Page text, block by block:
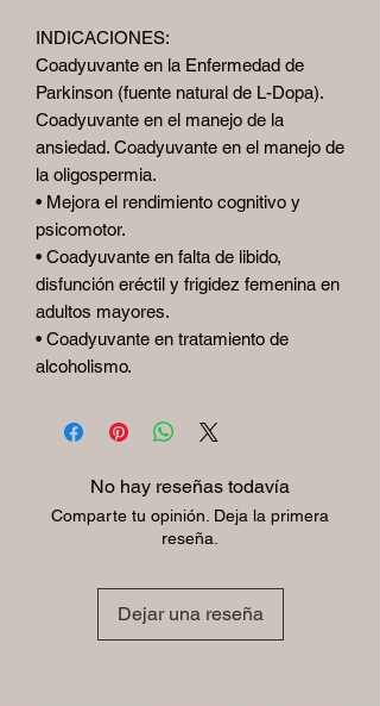
INDICACIONES:
Coadyuvante en la Enfermedad de
Parkinson (fuente natural de L-Dopa).
Coadyuvante en el manejo de la
ansiedad. Coadyuvante en el manejo de
la oligospermia.
• Mejora el rendimiento cognitivo y
psicomotor.
• Coadyuvante en falta de libido,
disfunción eréctil y frigidez femenina en
adultos mayores.
• Coadyuvante en tratamiento de
alcoholismo.
No hay reseñas todavía
Comparte tu opinión. Deja la primera
reseña.
Dejar una reseña